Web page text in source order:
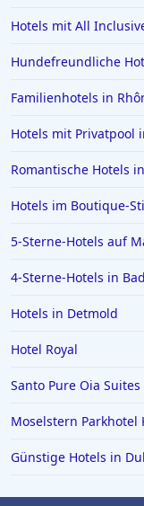
Hotels mit All
Hundefreundliche
Familienhotels in
Hotels mit Privatpool
Romantische Hotels
Hotels im Boutique-
5-Sterne-Hotels auf
4-Sterne-Hotels in
Hotels in Detmold
Hotel Royal
Santo Pure Oia Suites
Moselstern Parkhotel
Günstige Hotels in